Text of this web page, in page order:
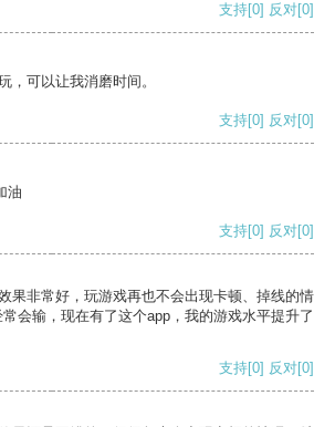
支持[0] 反对[0]
，可以让我消磨时间。
支持[0] 反对[0]
油
支持[0] 反对[0]
果非常好，玩游戏再也不会出现卡顿、掉线的情
会输，现在有了这个app，我的游戏水平提升了
支持[0] 反对[0]